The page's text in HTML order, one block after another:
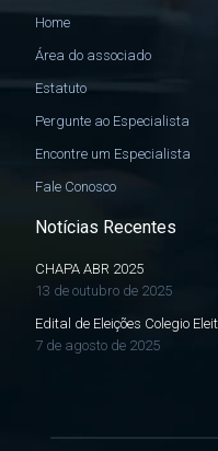
Home
Área do associado
Estatuto
Pergunte ao Especialista
Encontre um Especialista
Fale Conosco
Notícias Recentes
CHAPA ABR 2025
13 de outubro de 2025
Edital de Eleições Colegio
7 de agosto de 2025